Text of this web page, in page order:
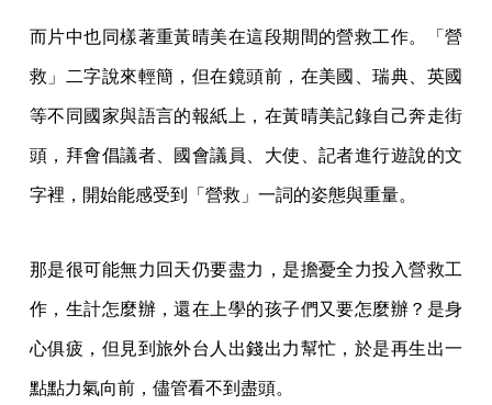
而片中也同樣著重黃晴美在這段期間的營救工作。「營
救」二字說來輕簡，但在鏡頭前，在美國、瑞典、英國
等不同國家與語言的報紙上，在黃晴美記錄自己奔走街
頭，拜會倡議者、國會議員、大使、記者進行遊說的文
字裡，開始能感受到「營救」一詞的姿態與重量。
那是很可能無力回天仍要盡力，是擔憂全力投入營救工
作，生計怎麼辦，還在上學的孩子們又要怎麼辦？是身
心俱疲，但見到旅外台人出錢出力幫忙，於是再生出一
點點力氣向前，儘管看不到盡頭。